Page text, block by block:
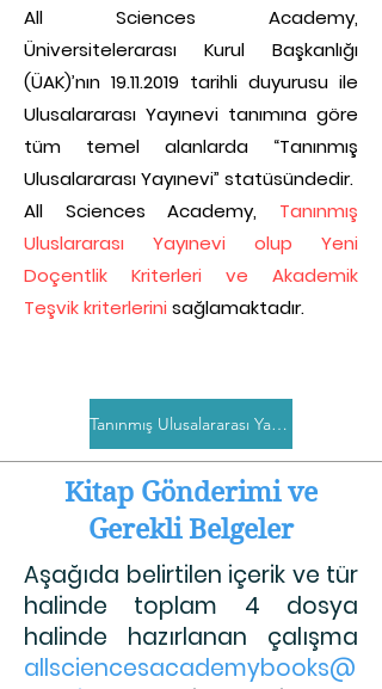
All Sciences Academy,
Üniversitelerarası Kurul Başkanlığı
(ÜAK)’nın 19.11.2019 tarihli duyurusu ile
Ulusalararası Yayınevi tanımına göre
tüm temel alanlarda “Tanınmış
Ulusalararası Yayınevi” statüsündedir.
All Sciences Academy, Tanınmış
Uluslararası Yayınevi olup Yeni
Doçentlik Kriterleri ve Akademik
Teşvik kriterlerini sağlamaktadır.
Tanınmış Ulusalararası Yayınevi Belgesi
Kitap Gönderimi ve
Gerekli Belgeler
Aşağıda belirtilen içerik ve tür
halinde toplam 4 dosya
halinde hazırlanan çalışma
allsciencesacademybooks@